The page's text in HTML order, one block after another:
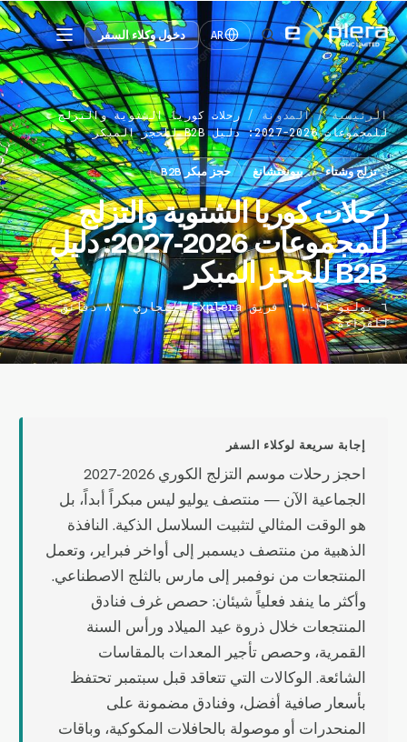
AR دخول وكلاء السفر
الرئيسية / المدونة / رحلات كوريا الشتوية والتزلج
للمجموعات 2026-2027: دليل B2B للحجز المبكر
تزلج وشتاء بيونغتشانغ حجز مبكر B2B
رحلات كوريا الشتوية والتزلج
للمجموعات 2026-2027: دليل
B2B للحجز المبكر
٦ يوليو ٢٠٢٦ · فريق Explera التجاري · ٨ دقائق
للقراءة
إجابة سريعة لوكلاء السفر
احجز رحلات موسم التزلج الكوري 2026-2027
الجماعية الآن — منتصف يوليو ليس مبكراً أبداً، بل
هو الوقت المثالي لتثبيت السلاسل الذكية. النافذة
الذهبية من منتصف ديسمبر إلى أواخر فبراير، وتعمل
المنتجعات من نوفمبر إلى مارس بالثلج الاصطناعي.
وأكثر ما ينفد فعلياً شيئان: حصص غرف فنادق
المنتجعات خلال ذروة عيد الميلاد ورأس السنة
القمرية، وحصص تأجير المعدات بالمقاسات
الشائعة. الوكالات التي تتعاقد قبل سبتمبر تحتفظ
بأسعار صافية أفضل، وفنادق مضمونة على
المنحدرات أو موصولة بالحافلات المكوكية، وباقات